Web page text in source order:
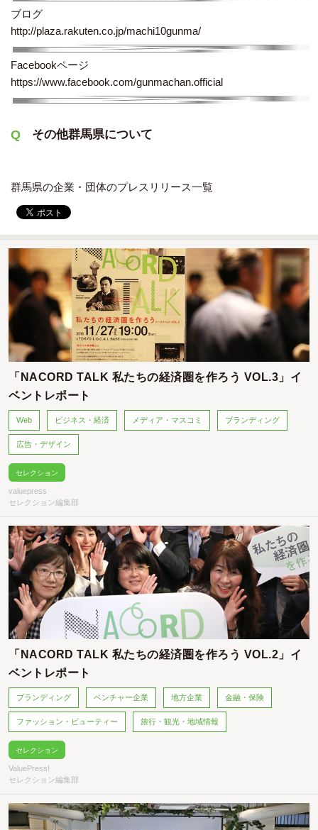
ブログ
http://plaza.rakuten.co.jp/machi10gunma/
Facebookページ
https://www.facebook.com/gunmachan.official
その他群馬県について
群馬県の企業・団体のプレスリリース一覧
「NACORD TALK 私たちの経済圏を作ろう VOL.3」イ
ベントレポート
Web ビジネス・経済 メディア・マスコミ ブランディング
広告・デザイン
セレクション
valuepress
セレクション編集部
「NACORD TALK 私たちの経済圏を作ろう VOL.2」イ
ベントレポート
ブランディング ベンチャー企業 地方企業 金融・保険
ファッション・ビューティー 旅行・観光・地域情報
セレクション
ValuePress!
セレクション編集部